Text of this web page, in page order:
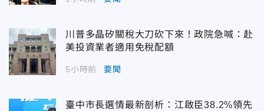
川普多晶矽關稅大刀砍下來！政院急喊：赴
美投資業者適用免稅配額
5小時前 要聞
臺中市長選情最新剖析：江啟臣38.2%領先